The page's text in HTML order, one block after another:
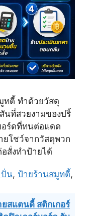
ทตี้ ทำด้วยวัสดุ
นที่สวยงามของปริ้
อร์ดที่ทนต่อแดด
โชว์จากวัสดุพวก
สั่งทำป้ายได้
ปั่น, ป้ายร้านสมูทตี้,
สแตนดี้ สติกเกอร์